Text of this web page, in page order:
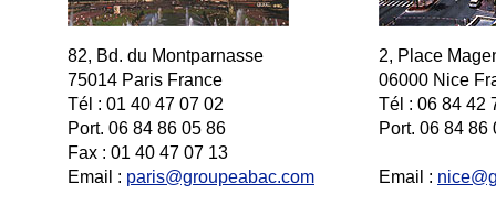
82, Bd. du Montparnasse
2, Place
75014 Paris France
06000 Nice
Tél : 01 40 47 07 02
Tél : 06 84 42
Port. 06 84 86 05 86
Port. 06 84 86
Fax : 01 40 47 07 13
Email : paris@groupeabac.com Email :